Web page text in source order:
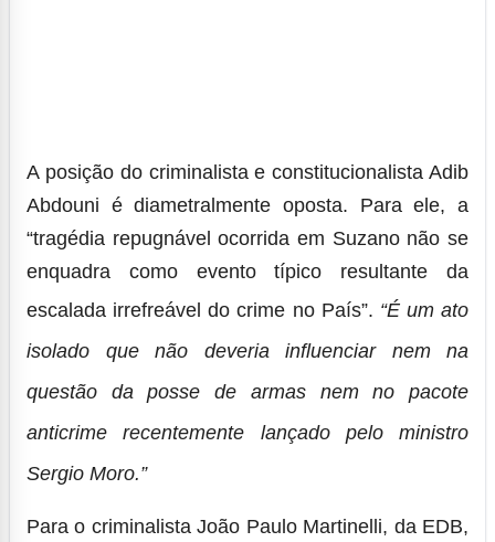
A posição do criminalista e constitucionalista Adib
Abdouni é diametralmente oposta. Para ele, a
“tragédia repugnável ocorrida em Suzano não se
enquadra como evento típico resultante da
escalada irrefreável do crime no País”. “É um ato
isolado que não deveria influenciar nem na
questão da posse de armas nem no pacote
anticrime recentemente lançado pelo ministro
Sergio Moro.”
Para o criminalista João Paulo Martinelli, da EDB,